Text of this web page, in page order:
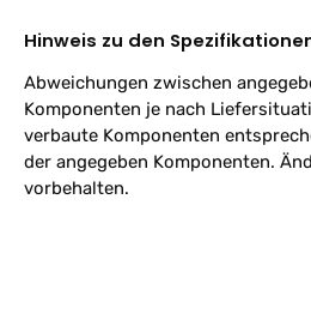
Hinweis zu den
Abweichungen zwischen
Komponenten je nach
verbaute Komponenten
der angegeben Komponenten.
vorbehalten.